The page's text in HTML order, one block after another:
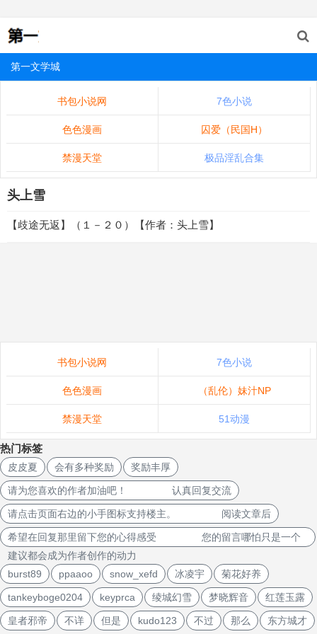
第一文学城
书包小说网 7色小说
色色漫画 囚爱（民国H）
禁漫天堂 极品淫乱合集
头上雪
【歧途无返】（１－２０）【作者：头上雪】
书包小说网 7色小说
色色漫画 （乱伦）妹汁NP
禁漫天堂 51动漫
热门标签
皮皮夏 会有多种奖励 奖励丰厚
请为您喜欢的作者加油吧！ 认真回复交流
请点击页面右边的小手图标支持楼主。 阅读文章后
希望在回复那里留下您的心得感受 您的留言哪怕只是一个
建议都会成为作者创作的动力
burst89
ppaaoo snow_xefd 冰凌宇 菊花好养
tankeyboge0204 keyprca 绫城幻雪 梦晓辉音 红莲玉露
皇者邪帝 不详 但是 kudo123 不过 那么 东方城才